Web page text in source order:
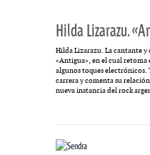
Hilda Lizarazu.
Hilda Lizarazu. La cantante
«Antigua», en el cual retoma
algunos toques electrónicos.
carrera y comenta su
nueva instancia del rock